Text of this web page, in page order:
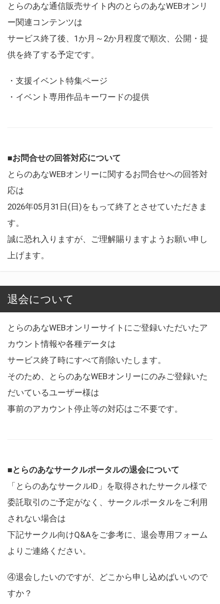
とらのあな通信販売サイト内のとらのあなWEBオンリ
ー関連コンテンツは
サービス終了後、1か月～2か月程度で順次、公開・提
供を終了する予定です。
・支援イベント特集ページ
・イベント専用作品キーワードの提供
■お問合せの回答対応について
とらのあなWEBオンリーに関するお問合せへの回答対
応は
2026年05月31日(日)をもって終了とさせていただきま
す。
誠に恐れ入りますが、ご理解賜りますようお願い申し
上げます。
退会について
とらのあなWEBオンリーサイトにご登録いただいたア
カウント情報や各種データは
サービス終了時にすべて削除いたします。
そのため、とらのあなWEBオンリーにのみご登録いた
だいているユーザー様は
事前のアカウント停止等の対応はご不要です。
■とらのあなサークルポータルの退会について
「とらのあなサークルID」を取得されたサークル様で
委託取引のご予定がなく、サークルポータルをご利用
されない場合は
下記サークル向けQ&Aをご参考に、退会専用フォーム
よりご連絡ください。
④退会したいのですが、どこから申し込めばいいので
すか？